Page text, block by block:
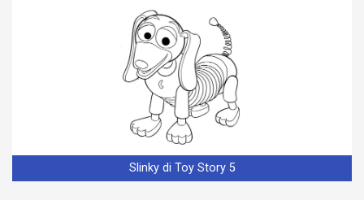
Slinky di Toy Story 5